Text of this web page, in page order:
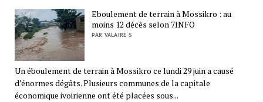
Eboulement de terrain à Mossikro : au
moins 12 décès selon 7INFO
PAR VALAIRE S
Un éboulement de terrain à Mossikro ce lundi 29 juin a causé
d’énormes dégâts. Plusieurs communes de la capitale
économique ivoirienne ont été placées sous...